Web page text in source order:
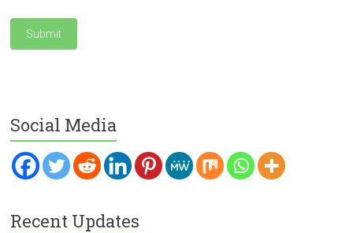
Social Media
Recent Updates